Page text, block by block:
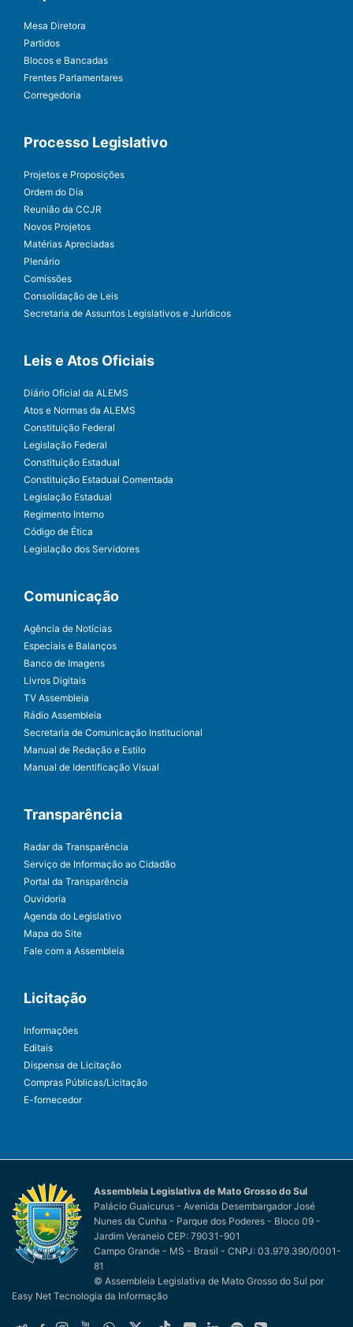
Mesa Diretora
Partidos
Blocos e Bancadas
Frentes Parlamentares
Corregedoria
Processo Legislativo
Projetos e Proposições
Ordem do Dia
Reunião da CCJR
Novos Projetos
Matérias Apreciadas
Plenário
Comissões
Consolidação de Leis
Secretaria de Assuntos Legislativos e Jurídicos
Leis e Atos Oficiais
Diário Oficial da ALEMS
Atos e Normas da ALEMS
Constituição Federal
Legislação Federal
Constituição Estadual
Constituição Estadual Comentada
Legislação Estadual
Regimento Interno
Código de Ética
Legislação dos Servidores
Comunicação
Agência de Notícias
Especiais e Balanços
Banco de Imagens
Livros Digitais
TV Assembleia
Rádio Assembleia
Secretaria de Comunicação Institucional
Manual de Redação e Estilo
Manual de Identificação Visual
Transparência
Radar da Transparência
Serviço de Informação ao Cidadão
Portal da Transparência
Ouvidoria
Agenda do Legislativo
Mapa do Site
Fale com a Assembleia
Licitação
Informações
Editais
Dispensa de Licitação
Compras Públicas/Licitação
E-fornecedor
Assembleia Legislativa de Mato Grosso do Sul
Palácio Guaicurus - Avenida Desembargador José
Nunes da Cunha - Parque dos Poderes - Bloco 09 -
Jardim Veraneio CEP: 79031-901
Campo Grande - MS - Brasil - CNPJ: 03.979.390/0001-
81
© Assembleia Legislativa de Mato Grosso do Sul por
Easy Net Tecnologia da Informação